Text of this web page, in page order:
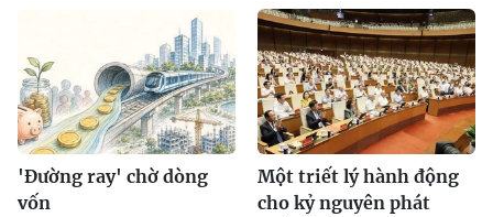
'Đường ray' chờ dòng
vốn
Một triết lý hành động
cho kỷ nguyên phát